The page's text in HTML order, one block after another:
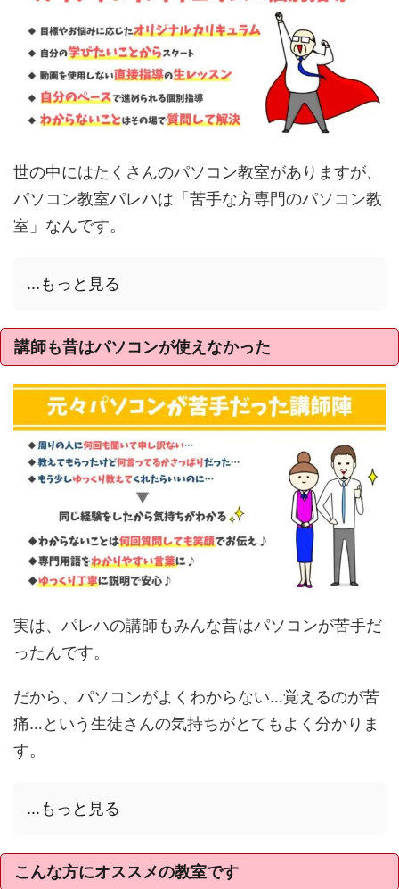
世の中にはたくさんのパソコン教室がありますが、
パソコン教室パレハは「苦手な方専門のパソコン教
室」なんです。
...もっと見る
講師も昔はパソコンが使えなかった
実は、パレハの講師もみんな昔はパソコンが苦手だ
ったんです。
だから、パソコンがよくわからない…覚えるのが苦
痛…という生徒さんの気持ちがとてもよく分かりま
す。
...もっと見る
こんな方にオススメの教室です